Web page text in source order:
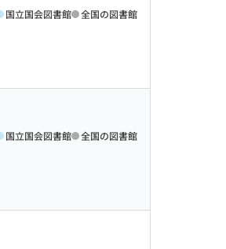
国立国会図書館 全国の図書館
国立国会図書館 全国の図書館